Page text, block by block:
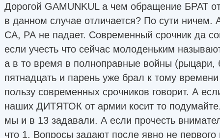
Дорогой GAMUNKUL а чем обращение БРАТ
в данном случае отличается? По сути
СА, РА не падает. Современный срочник да
если учесть что сейчас молоденьким
а в то время в полноправные войны (рыцари,
пятнадцать и парень уже брал к тому
пользу современных срочников говорит. А
наших ДИТЯТОК от армии косит то
мы и в 13 задавали. А если прочесть
что 1. Вопросы задают после явно не